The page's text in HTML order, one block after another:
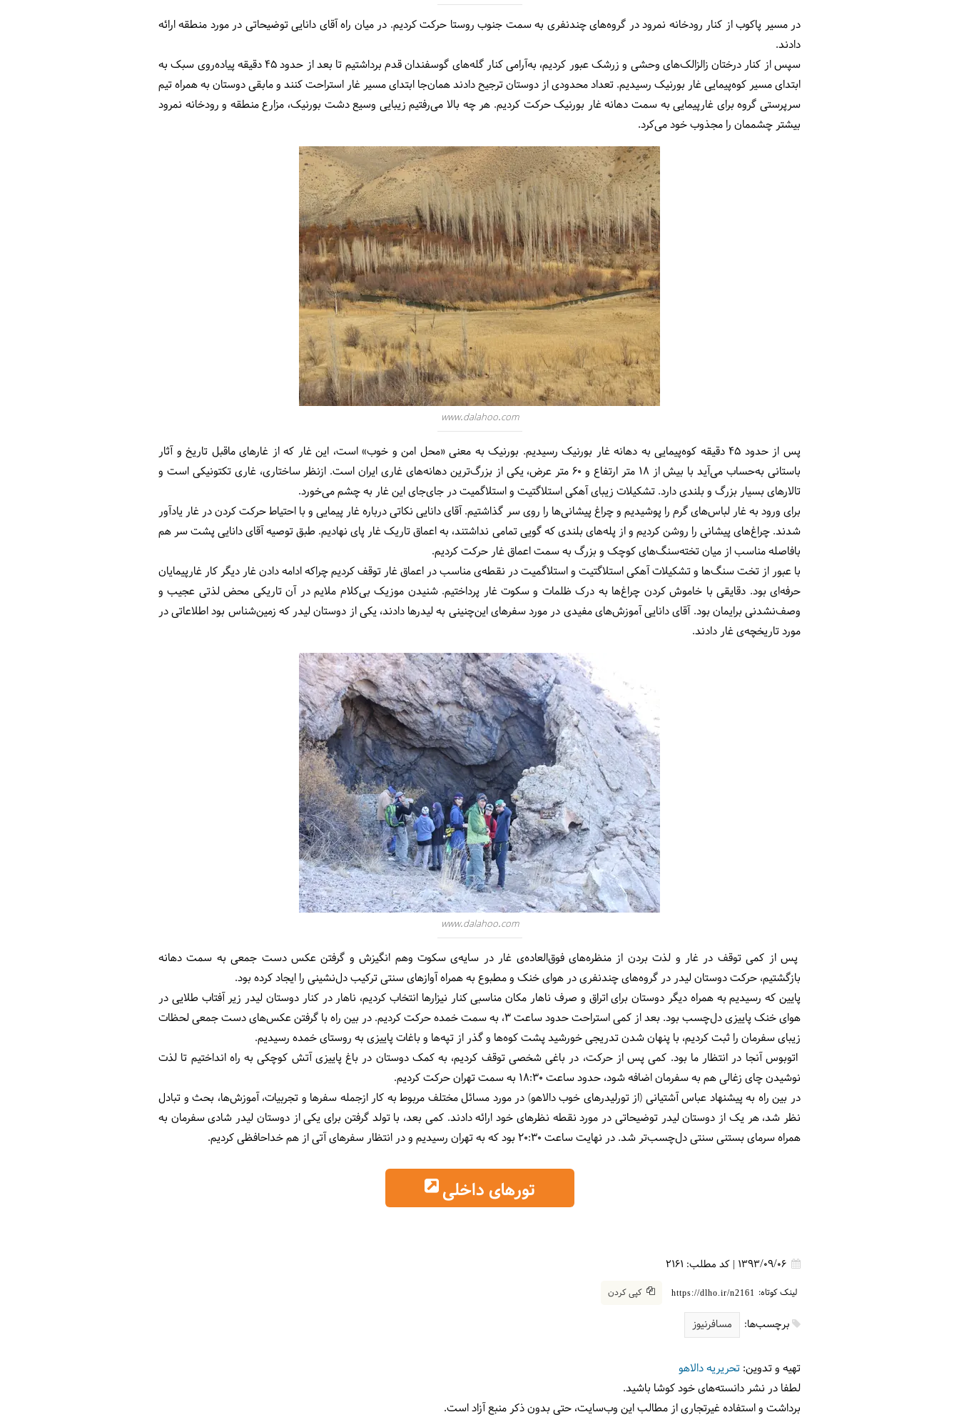
در مسیر پاکوب از کنار رودخانه نمرود در گروه‌های چندنفری به سمت جنوب روستا حرکت کردیم. در میان راه آقای دانایی توضیحاتی در مورد منطقه ارائه
دادند.
سپس از کنار درختان زالزالک‌های وحشی و زرشک عبور کردیم، به‌آرامی کنار گله‌های گوسفندان قدم برداشتیم تا بعد از حدود ۴۵ دقیقه پیاده‌روی سبک به
ابتدای مسیر کوه‌پیمایی غار بورنیک رسیدیم. تعداد محدودی از دوستان ترجیح دادند همان‌جا ابتدای مسیر غار استراحت کنند و مابقی دوستان به همراه تیم
سرپرستی گروه برای غارپیمایی به سمت دهانه غار بورنیک حرکت کردیم. هر چه بالا می‌رفتیم زیبایی وسیع دشت بورنیک، مزارع منطقه و رودخانه نمرود
بیشتر چشممان را مجذوب خود می‌کرد.
www.dalahoo.com
پس از حدود 45 دقیقه کوه‌پیمایی به دهانه غار بورنیک رسیدیم. بورنیک به معنی «محل امن و خوب» است، این غار که از غارهای ماقبل تاریخ و آثار
باستانی به‌حساب می‌آید با بیش از 18 متر ارتفاع و 60 متر عرض، یکی از بزرگ‌ترین دهانه‌های غاری ایران است. ازنظر ساختاری، غاری تکتونیکی است و
تالارهای بسیار بزرگ و بلندی دارد. تشکیلات زیبای آهکی استلاگتیت و استلاگمیت در جای‌جای این غار به چشم می‌خورد.
برای ورود به غار لباس‌های گرم را پوشیدیم و چراغ پیشانی‌ها را روی سر گذاشتیم. آقای دانایی نکاتی درباره غار پیمایی و با احتیاط حرکت کردن در غار یادآور
شدند. چراغ‌‌های پیشانی را روشن کردیم و از پله‌های بلندی که گویی تمامی نداشتند، به اعماق تاریک غار پای نهادیم. طبق توصیه آقای دانایی پشت سر هم
بافاصله مناسب از میان تخته‌سنگ‌های کوچک و بزرگ به سمت اعماق غار حرکت کردیم.
با عبور از تخت سنگ‌ها و تشکیلات آهکی استلاگتیت و استلاگمیت در نقطه‌ی مناسب در اعماق غار توقف کردیم چراکه ادامه دادن غار دیگر کار غارپیمایان
حرفه‌ای بود. دقایقی با خاموش کردن چراغ‌ها به درک ظلمات و سکوت غار پرداختیم. شنیدن موزیک بی‌کلام ملایم در آن تاریکی محض لذتی عجیب و
وصف‌نشدنی برایمان بود. آقای دانایی آموزش‌های مفیدی در مورد سفرهای این‌چنینی به لیدرها دادند، یکی از دوستان لیدر که زمین‌شناس بود اطلاعاتی در
مورد تاریخچه‌ی غار دادند.
www.dalahoo.com
پس از کمی توقف در غار و لذت بردن از منظره‌های فوق‌العاده‌ی غار در سایه‌ی سکوت وهم انگیزش و گرفتن عکس دست جمعی به سمت دهانه
بازگشتیم، حرکت دوستان لیدر در گروه‌های چندنفری در هوای خنک و مطبوع به همراه آوازهای سنتی ترکیب دل‌نشینی را ایجاد کرده بود.
پایین که رسیدیم به همراه دیگر دوستان برای اتراق و صرف ناهار مکان مناسبی کنار نیزارها انتخاب کردیم، ناهار در کنار دوستان لیدر زیر آفتاب طلایی در
هوای خنک پاییزی دل‌چسب بود. بعد از کمی استراحت حدود ساعت 3، به سمت خمده حرکت کردیم. در بین راه با گرفتن عکس‌های دست جمعی لحظات
زیبای سفرمان را ثبت کردیم، با پنهان شدن تدریجی خورشید پشت کوه‌ها و گذر از تپه‌ها و باغات پاییزی به روستای خمده رسیدیم.
اتوبوس آنجا در انتظار ما بود. کمی پس از حرکت، در باغی شخصی توقف کردیم، به کمک دوستان در باغ پاییزی آتش کوچکی به راه انداختیم تا لذت
نوشیدن چای زغالی هم به سفرمان اضافه شود، حدود ساعت 18:30 به سمت تهران حرکت کردیم.
در بین راه به پیشنهاد عباس آشتیانی (از تورلیدرهای خوب دالاهو) در مورد مسائل مختلف مربوط به کار ازجمله سفرها و تجربیات، آموزش‌ها، بحث و تبادل
نظر شد، هر یک از دوستان لیدر توضیحاتی در مورد نقطه نظرهای خود ارائه دادند. کمی بعد، با تولد گرفتن برای یکی از دوستان لیدر شادی سفرمان به
همراه سرمای بستنی سنتی دل‌چسب‌تر شد. در نهایت ساعت 20:30 بود که به تهران رسیدیم و در انتظار سفرهای آتی از هم خداحافظی کردیم.
تورهای داخلی
1393/09/06
| کد مطلب: 2161
لینک کوتاه: https://dlho.ir/n2161 کپی کردن
برچسب‌ها: مسافرنیوز
تهیه و تدوین: تحریریه دالاهو
لطفا در نشر دانسته‌های خود کوشا باشید.
برداشت و استفاده غیرتجاری از مطالب این وب‌سایت، حتی بدون ذکر منبع آزاد است.